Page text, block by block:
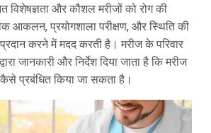
विशेषज्ञता और कौशल मरीजों को रोग की
आकलन, प्रयोगशाला परीक्षण, और स्थिति की
करने में मदद करती है। मरीज के परिवार
जानकारी और निर्देश दिया जाता है कि मरीज
प्रबंधित किया जा सकता है।